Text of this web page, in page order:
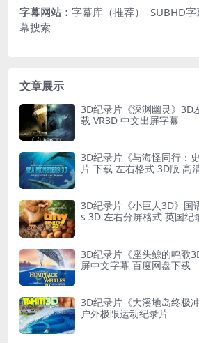
字幕网站： 字幕库（推荐） SUBHD字
幕搜索
文章展示
3D纪录片《深渊幽灵》3D
载 VR3D 中文出屏字幕
3D纪录片《与海怪同行：
片 下载 左右格式 3D版 高
3D纪录片《小巨人3D》
s 3D 左右分屏格式 英国纪
3D纪录片《座头鲸的鸣歌
屏中文字幕 百度网盘下载
3D纪录片《大溪地岛终极
户外极限运动纪录片